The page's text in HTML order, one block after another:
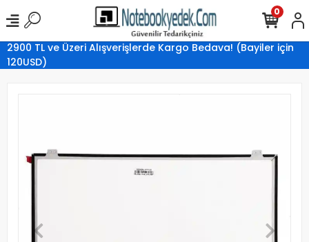
2900 TL ve Üzeri Alışverişlerde Kargo Bedava! (Bayiler için
120USD)
0